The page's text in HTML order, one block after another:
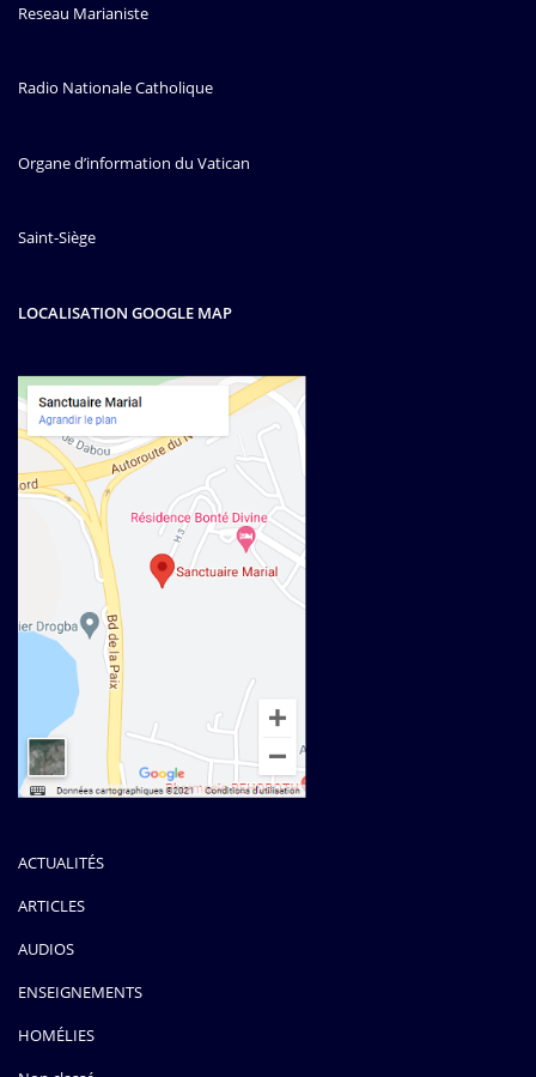
Reseau Marianiste
Radio Nationale Catholique
Organe d’information du Vatican
Saint-Siège
LOCALISATION GOOGLE MAP
ACTUALITÉS
ARTICLES
AUDIOS
ENSEIGNEMENTS
HOMÉLIES